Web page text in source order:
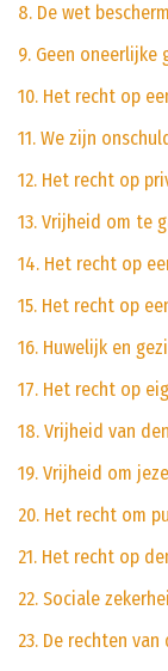
8. De wet
9. Geen oneerlijke
10. Het recht op
11. We zijn
12. Het recht op
13. Vrijheid om te
14. Het recht op
15. Het recht op
16. Huwelijk en
17. Het recht op
18. Vrijheid van
19. Vrijheid om
20. Het recht om
21. Het recht op
22. Sociale
23. De rechten